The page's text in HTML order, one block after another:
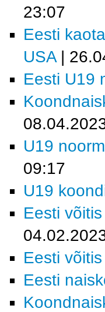
23:07
Eesti
USA|
Eesti U19
U19
09:17
U19
Eesti
Eesti
Eesti